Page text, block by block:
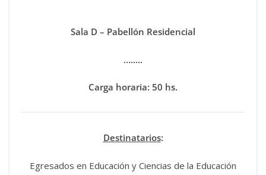
Sala D – Pabellón Residencial
……..
Carga horaria: 50 hs.
Destinatarios:
Egresados en Educación y Ciencias de la Educación